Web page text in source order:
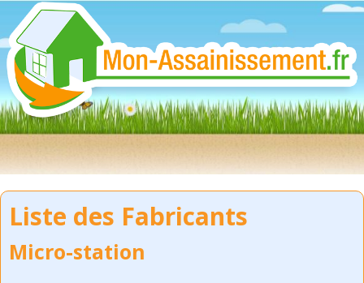
Liste des Fabricants
Micro-station